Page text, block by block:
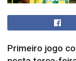
Primeiro jogo